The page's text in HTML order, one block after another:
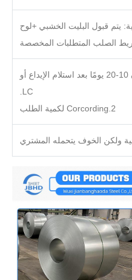
يتم قبول البليت الخشبي +لوح
الصلب المتطلبات المخصصة
1. عادة ، في غضون 10-20 يومًا بعد استلام الإيداع أو
LC.
2.Corcording لكمية الطلب
ولكن الخوف يتحمله المشتري